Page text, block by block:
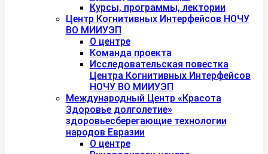
Курсы, программы, лектории
Центр Когнитивных Интерфейсов НОЧУ
ВО МИИУЭП
О центре
Команда проекта
Исследовательская повестка
Центра Когнитивных Интерфейсов
НОЧУ ВО МИИУЭП
Международный Центр «Красота
Здоровье долголетие»
здоровьесберегающие технологии
народов Евразии
О центре